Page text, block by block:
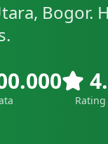
Bogor.
Rating